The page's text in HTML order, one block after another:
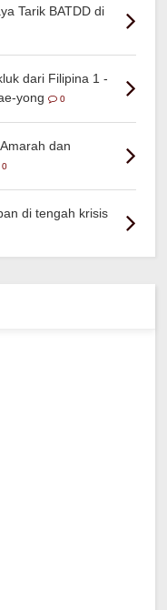
Tarik BATDD di
dari Filipina 1 -
yong
0
dan
0
di tengah krisis